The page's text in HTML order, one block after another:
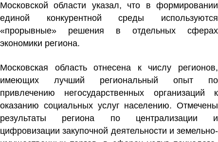
Московской области указал, что в формировании
единой конкурентной среды используются
«прорывные» решения в отдельных сферах
экономики региона.
Московская область отнесена к числу регионов,
имеющих лучший региональный опыт по
привлечению негосударственных организаций к
оказанию социальных услуг населению. Отмечены
результаты региона по централизации и
цифровизации закупочной деятельности и земельно-